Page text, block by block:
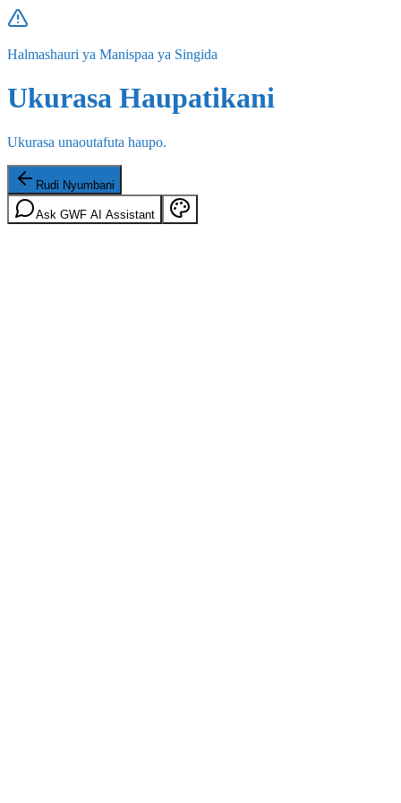
Halmashauri ya Manispaa ya Singida
Ukurasa Haupatikani
Ukurasa unaoutafuta haupo.
Rudi Nyumbani
Ask GWF AI Assistant